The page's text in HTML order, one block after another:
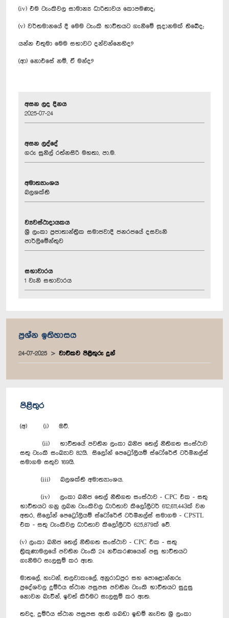
(iv) එම ටැංකිවල සාමාන්‍ය ධාරිතාවය කොපමණද;
‍(v) වර්තමානයේ දී මෙම ටැංකි භාවිතයට ගැනීමේ සූදානමක් තිබේද;
යන්න එතුමා මෙම සභාවට දන්වන්නෙහිද?
(ආ) නොඑසේ නම්, ඒ මන්ද?
අසන ලද දිනය
2025-07-24
අසන ලද්දේ
ගරු සුනිල් රත්නසිරි මහතා, පා.ම.
අමාත්‍යාංශය
බලශක්ති
ව්‍යවස්ථාදායකය
ශ්‍රී ලංකා ප්‍රජාතාන්ත්‍රික සමාජවාදී ජනරජයේ දසවැනි
පාර්ලිමේන්තුව
සභාවාරය
1 වැනි සභාවාරය
ප්‍රශ්න ඉතිහාසය
24-07-2025 වාචිකව පිළිතුරු දුන්
පිළිතුර
(අ) (i) ඔව්.
(ii) භාවිතයේ පවතින ලංකා ඛනිජ තෙල් නීතිගත සංස්ථාව
සතු ටැංකි සංඛ්‍යාව 82යි. සිලෝන් පෙට්‍රෝලියම් ස්ටෝරේජ් ටර්මිනල්ස්
සමාගම සතුව 169යි.
(iii) බලශක්ති අමාත්‍යාංශය.
(iv) ලංකා ඛනිජ තෙල් නීතිගත සංස්ථාව - CPC එක - සතු
භාවිතයට ගනු ලබන ටැංකිවල ධාරිතාව කිලෝලීටර් 612,611,443ක් වන
අතර, සිලෝන් පෙට්‍රෝලියම් ස්ටෝරේජ් ටර්මිනල්ස් සමාගම - CPSTL
එක - සතු ටැංකිවල ධාරිතාව කිලෝලීටර් 625,879ක් වේ.
‍(v) ලංකා ඛනිජ තෙල් නීතිගත සංස්ථාව - CPC එක - සතු
ත්‍රිකුණාමලයේ පවතින ටැංකි 24 නවීකරණයෙන් පසු භාවිතයට
ගැනීමට සැලසුම් කර ඇත.
මාතලේ, හැටන්, තලවාකැලේ, අනුරාධපුර සහ පොළොන්නරු
ප්‍රදේශවල දුම්රිය ස්ථාන පසුපස පවතින ටැංකි භාවිතයට සුදුසු
නොවන බැවින්, ඉවත් කිරීමට සැලසුම් කර ඇත.
තවද, දුම්රිය ස්ථාන පසුපස ඇති ගබඩා ඉඩම් නැවත ශ්‍රී ලංකා